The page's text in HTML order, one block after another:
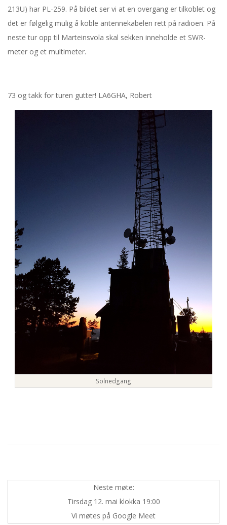
213U) har PL-259. På bildet ser vi at en overgang er tilkoblet og
det er følgelig mulig å koble antennekabelen rett på radioen. På
neste tur opp til Marteinsvola skal sekken inneholde et SWR-
meter og et multimeter.
73 og takk for turen gutter! LA6GHA, Robert
Solnedgang
10
Neste møte:
Tirsdag 12. mai klokka 19:00
Vi møtes på Google Meet